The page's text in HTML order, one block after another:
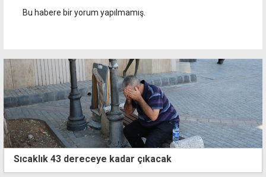
Bu habere bir yorum yapılmamış.
Sıcaklık 43 dereceye kadar çıkacak